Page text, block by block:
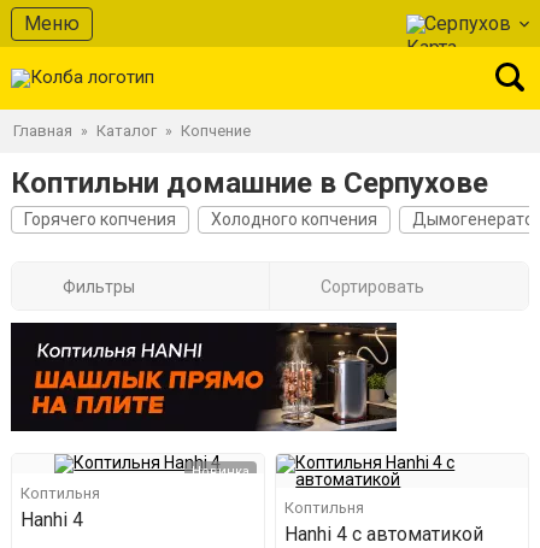
Меню Серпухов
Главная » Каталог » Копчение
Коптильни домашние в Серпухове
Горячего копчения Холодного копчения
Фильтры Сортировать
Новинка
Коптильня
Hanhi 4
Коптильня
Hanhi 4 с автоматикой